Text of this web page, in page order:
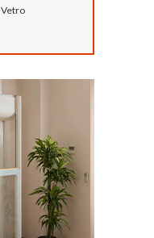
Vetro